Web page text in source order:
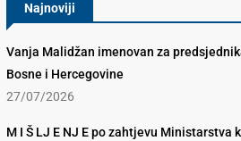
Najnoviji
Vanja Malidžan imenovan za
Bosne i Hercegovine
27/07/2026
M I Š LJ E NJ E po zahtjevu Ministarstva